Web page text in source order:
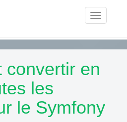
Toggle
convertir en
les
le Symfony